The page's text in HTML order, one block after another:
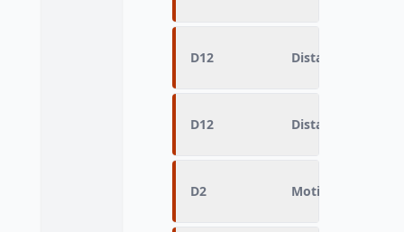
D12 Distance
D12 Distance
D2 Motif Origine du